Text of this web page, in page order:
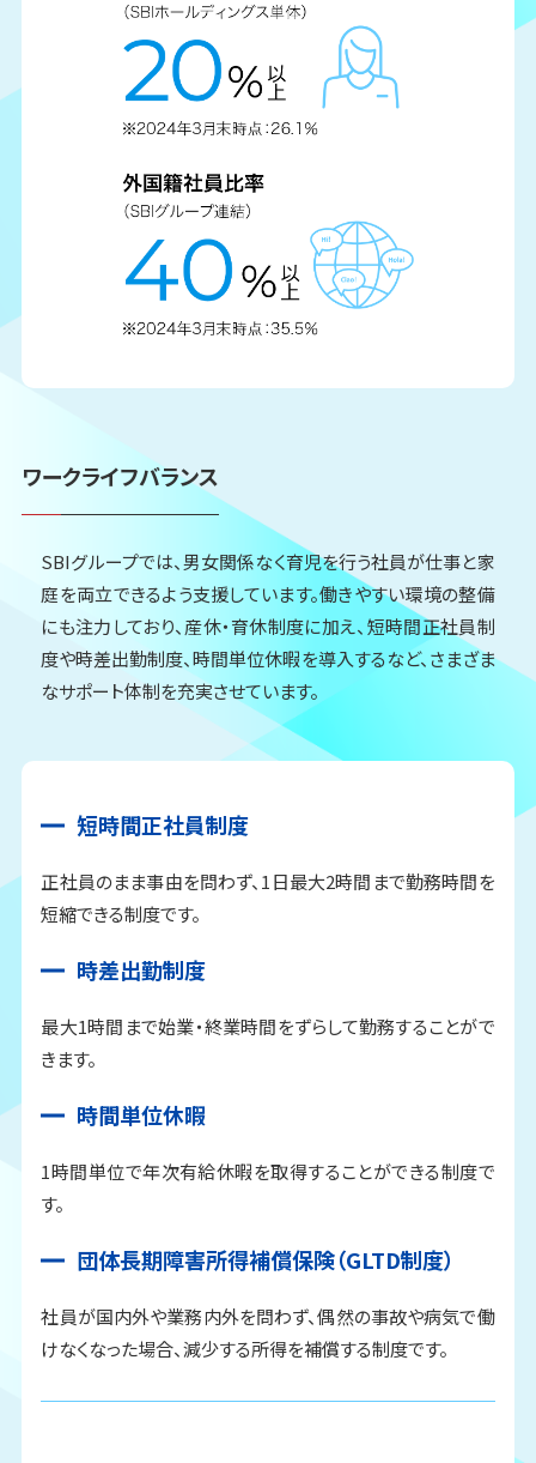
よくあるご質問
MY PAGE
ワークライフバランス
SBIグループでは、男女関係なく育児を行う社員が仕事と家
庭を両立できるよう支援しています。働きやすい環境の整備
にも注力しており、産休・育休制度に加え、短時間正社員制
度や時差出勤制度、時間単位休暇を導入するなど、さまざま
なサポート体制を充実させています。
短時間正社員制度
正社員のまま事由を問わず、1日最大2時間まで勤務時間を
短縮できる制度です。
時差出勤制度
最大1時間まで始業・終業時間をずらして勤務することがで
きます。
時間単位休暇
1時間単位で年次有給休暇を取得することができる制度で
す。
団体長期障害所得補償保険（GLTD制度）
社員が国内外や業務内外を問わず、偶然の事故や病気で働
けなくなった場合、減少する所得を補償する制度です。